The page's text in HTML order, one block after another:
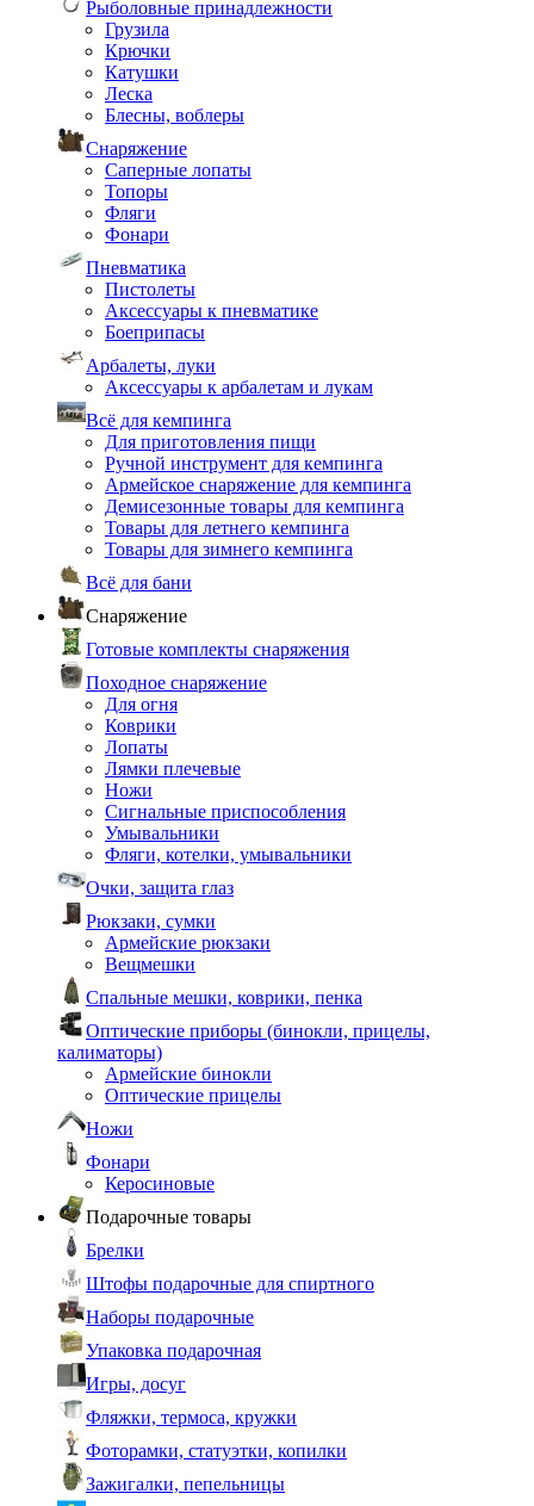
Рыболовные принадлежности
Грузила
Крючки
Катушки
Леска
Блесны, воблеры
Снаряжение
Саперные лопаты
Топоры
Фляги
Фонари
Пневматика
Пистолеты
Аксессуары к пневматике
Боеприпасы
Арбалеты, луки
Аксессуары к арбалетам и лукам
Всё для кемпинга
Для приготовления пищи
Ручной инструмент для кемпинга
Армейское снаряжение для кемпинга
Демисезонные товары для кемпинга
Товары для летнего кемпинга
Товары для зимнего кемпинга
Всё для бани
Снаряжение
Готовые комплекты снаряжения
Походное снаряжение
Для огня
Коврики
Лопаты
Лямки плечевые
Ножи
Сигнальные приспособления
Умывальники
Фляги, котелки, умывальники
Очки, защита глаз
Рюкзаки, сумки
Армейские рюкзаки
Вещмешки
Спальные мешки, коврики, пенка
Оптические приборы (бинокли, прицелы,
калиматоры)
Армейские бинокли
Оптические прицелы
Ножи
Фонари
Керосиновые
Подарочные товары
Брелки
Штофы подарочные для спиртного
Наборы подарочные
Упаковка подарочная
Игры, досуг
Фляжки, термоса, кружки
Фоторамки, статуэтки, копилки
Зажигалки, пепельницы